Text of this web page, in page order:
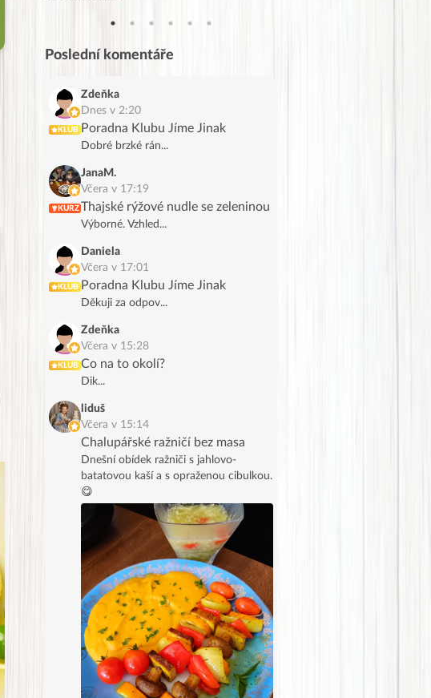
Poslední komentáře
KLUB
Zdeňka
Dnes v 2:20
Poradna Klubu Jíme Jinak
Dobré brzké rán...
KURZ
JanaM.
Včera v 17:19
Thajské rýžové nudle se zeleninou
Výborné. Vzhled...
KLUB
Daniela
Včera v 17:01
Poradna Klubu Jíme Jinak
Děkuji za odpov...
KLUB
Zdeňka
Včera v 15:28
Co na to okolí?
Dik...
liduš
Včera v 15:14
Chalupářské ražničí bez masa
Dnešní obídek ražniči s jahlovo-
batatovou kaší a s opraženou cibulkou.
😋